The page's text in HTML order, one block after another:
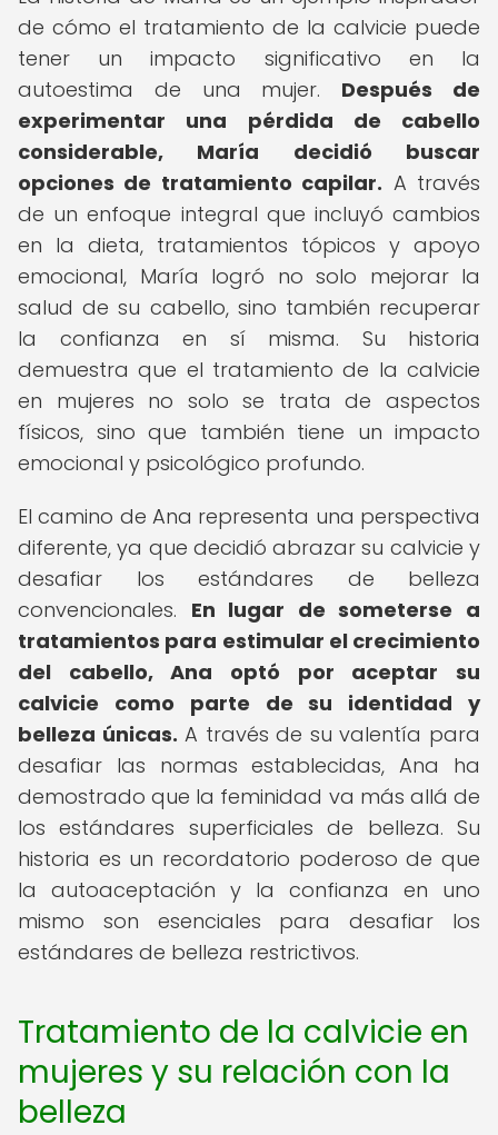
de cómo el tratamiento de la calvicie puede
tener un impacto significativo en la
autoestima de una mujer. Después de
experimentar una pérdida de cabello
considerable, María decidió buscar
opciones de tratamiento capilar. A través
de un enfoque integral que incluyó cambios
en la dieta, tratamientos tópicos y apoyo
emocional, María logró no solo mejorar la
salud de su cabello, sino también recuperar
la confianza en sí misma. Su historia
demuestra que el tratamiento de la calvicie
en mujeres no solo se trata de aspectos
físicos, sino que también tiene un impacto
emocional y psicológico profundo.
El camino de Ana representa una perspectiva
diferente, ya que decidió abrazar su calvicie y
desafiar los estándares de belleza
convencionales. En lugar de someterse a
tratamientos para estimular el crecimiento
del cabello, Ana optó por aceptar su
calvicie como parte de su identidad y
belleza únicas. A través de su valentía para
desafiar las normas establecidas, Ana ha
demostrado que la feminidad va más allá de
los estándares superficiales de belleza. Su
historia es un recordatorio poderoso de que
la autoaceptación y la confianza en uno
mismo son esenciales para desafiar los
estándares de belleza restrictivos.
Tratamiento de la calvicie en
mujeres y su relación con la
belleza